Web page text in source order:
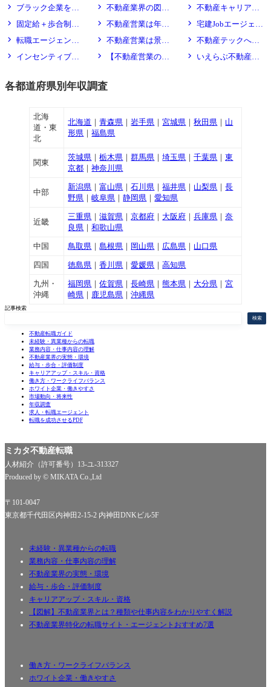
安・・
ンスを叶える不動産会
社の条件7つ
ブラック企業を避
けるための不動産営業
転職チェックリスト7
つ
固定給＋歩合制で
も安心して働ける不動
産会社の特徴5つ
転職エージェント
が教えるホワイト不動
インセンティブが
抜き方5選
して将来性はあるの
か？衰退しないか？
不動産業界の図解
マップ作ってみました
不動産営業は年齢
が上がっても続けられ
る？年代別の働き方と
不動産営業は景気
に左右される？市場動
響とは
【不動産営業の将
この仕事はどうなる？
おすすめの3つの理由
｜評判・口コミあり
不動産キャリア
（転職サイト）がおす
すめの3つの理由｜評
判・口コミあり
宅建Jobエージェン
トがおすすめの3つの
理由｜評判・口コミあ
不動産テックへの
転職におすすめの求人
いえらぶ不動産転
各都道府県別年収調査
北海
道・東
北
北海道 ｜青森県 ｜岩手県 ｜宮城県 ｜秋田県
山
形県 ｜福島県
関東
茨城県 ｜栃木県 ｜群馬県 ｜埼玉県 ｜千葉県 ｜東
京都 ｜神奈川県
中部
新潟県 ｜富山県 ｜石川県 ｜福井県 山梨県 ｜長
野県 ｜岐阜県 ｜静岡県 ｜愛知県
近畿
三重県 ｜滋賀県 ｜京都府 大阪府 ｜兵庫県 ｜奈
良県 ｜和歌山県
中国 鳥取県 ｜島根県 岡山県 広島県 山口県
四国 徳島県 ｜香川県 ｜愛媛県 高知県
九州・
沖縄
福岡県 ｜佐賀県 ｜長崎県 ｜熊本県 大分県 ｜宮
崎県
鹿児島県 ｜沖縄県
記事検索
検索
不動産転職ガイド
未経験・異業種からの転職
業務内容・仕事内容の理解
不動産業界の実態・環境
給与・歩合・評価制度
キャリアアップ・スキル・資格
働き方・ワークライフバランス
ホワイト企業・働きやすさ
市場動向・将来性
年収調査
求人・転職エージェント
転職を成功させるPDF
ミカタ不動産転職
人材紹介（許可番号）13-ユ-313327
Produced by © MIKATA Co.,Ltd
〒101-0047
東京都千代田区内神田2-15-2 内神田DNKビル5F
未経験・異業種からの転職
業務内容・仕事内容の理解
不動産業界の実態・環境
給与・歩合・評価制度
キャリアアップ・スキル・資格
【図解】不動産業界とは？種類や仕事内容をわかりやすく解説
不動産業界特化の転職サイト・エージェントおすすめ7選
働き方・ワークライフバランス
ホワイト企業・働きやすさ